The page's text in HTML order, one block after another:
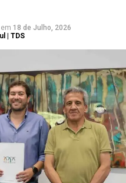
em 18 de Julho, 2026
| TDS